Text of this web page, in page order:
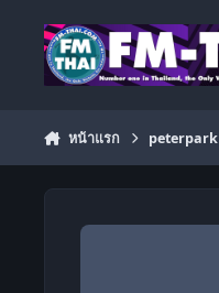
หน้าแรก peterpark